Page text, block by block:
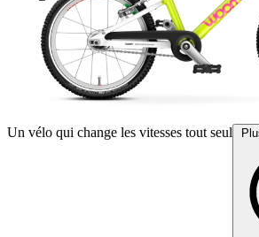
Un vélo qui change les vitesses tout seul